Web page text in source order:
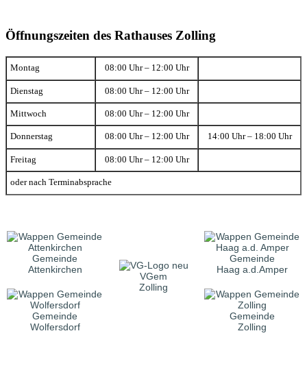
Öffnungszeiten des Rathauses Zolling
Montag 08:00 Uhr – 12:00 Uhr
Dienstag 08:00 Uhr – 12:00 Uhr
Mittwoch 08:00 Uhr – 12:00 Uhr
Donnerstag 08:00 Uhr – 12:00 Uhr 14:00 Uhr – 18:00 Uhr
Freitag 08:00 Uhr – 12:00 Uhr
oder nach Terminabsprache
Gemeinde
Attenkirchen
VGem
Zolling
Gemeinde
Haag a.d.Amper
Gemeinde
Wolfersdorf
Gemeinde
Zolling